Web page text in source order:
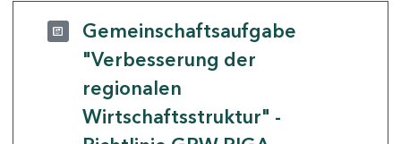
Gemeinschaftsaufgabe
"Verbesserung der
regionalen
Wirtschaftsstruktur" -